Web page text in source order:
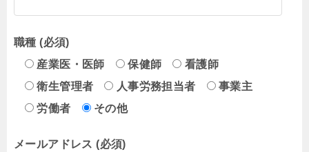
職種 (必須)
産業医・医師
保健師
看護師
衛生管理者
人事労務担当者
事業主
労働者
その他
メールアドレス (必須)